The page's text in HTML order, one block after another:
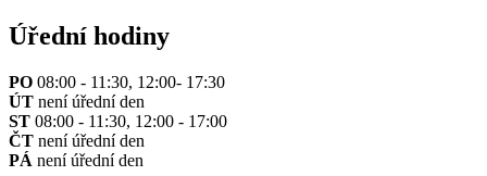
Úřední hodiny
PO 08:00 - 11:30, 12:00- 17:30
ÚT není úřední den
ST 08:00 - 11:30, 12:00 - 17:00
ČT není úřední den
PÁ není úřední den